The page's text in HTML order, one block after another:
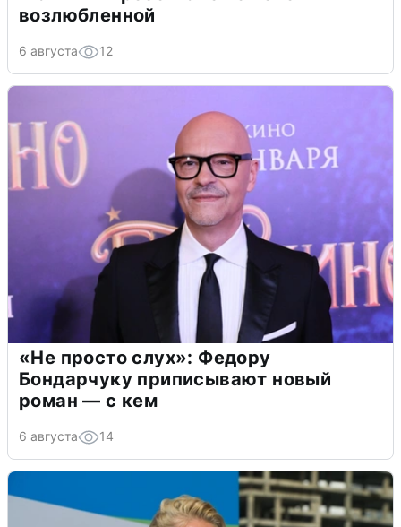
возлюбленной
6 августа 12
«Не просто слух»: Федору
Бондарчуку приписывают новый
роман — с кем
6 августа 14